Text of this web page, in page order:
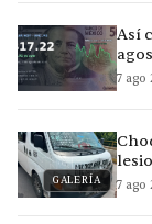
Así
7 ago
GALERÍA 7 ago